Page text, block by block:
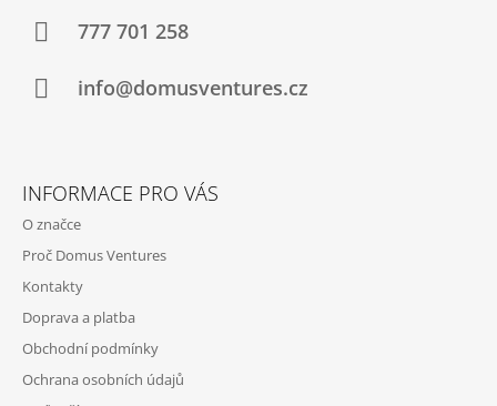
777 701 258
info@domusventures.cz
INFORMACE PRO VÁS
O značce
Proč Domus Ventures
Kontakty
Doprava a platba
Obchodní podmínky
Ochrana osobních údajů